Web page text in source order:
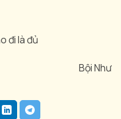
đi là đủ
Bội Như